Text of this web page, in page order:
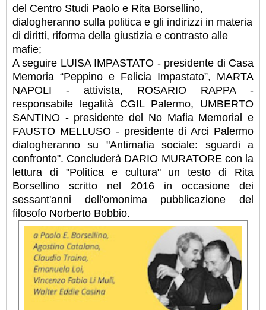
del Centro Studi Paolo e Rita Borsellino,
dialogheranno sulla politica e gli indirizzi in materia
di diritti, riforma della giustizia e contrasto alle
mafie;
A seguire LUISA IMPASTATO - presidente di Casa
Memoria “Peppino e Felicia Impastato”, MARTA
NAPOLI - attivista, ROSARIO RAPPA -
responsabile legalità CGIL Palermo, UMBERTO
SANTINO - presidente del No Mafia Memorial e
FAUSTO MELLUSO - presidente di Arci Palermo
dialogheranno su "Antimafia sociale: sguardi a
confronto". Concluderà DARIO MURATORE con la
lettura di "Politica e cultura" un testo di Rita
Borsellino scritto nel 2016 in occasione dei
sessant'anni dell'omonima pubblicazione del
filosofo Norberto Bobbio.